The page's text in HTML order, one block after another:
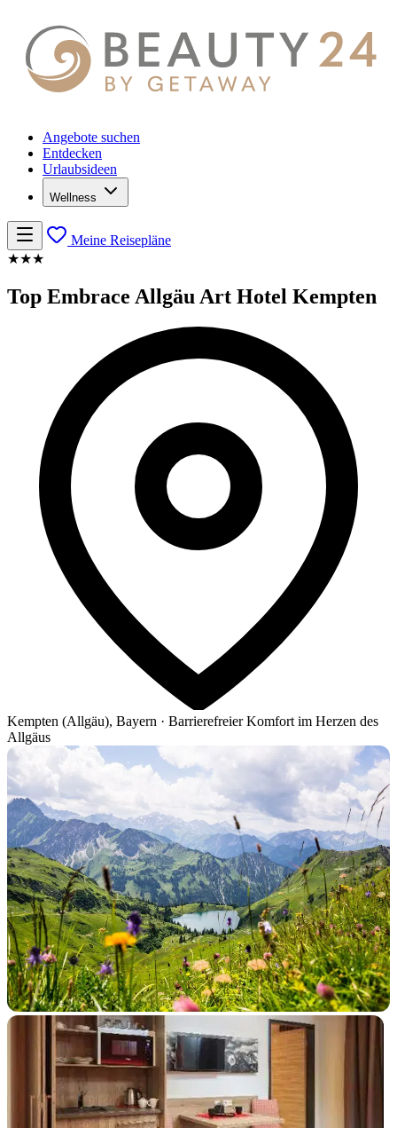
Angebote suchen
Entdecken
Urlaubsideen
Wellness
Meine Reisepläne
★★★
Top Embrace Allgäu Art Hotel Kempten
Kempten (Allgäu), Bayern · Barrierefreier Komfort im Herzen des
Allgäus